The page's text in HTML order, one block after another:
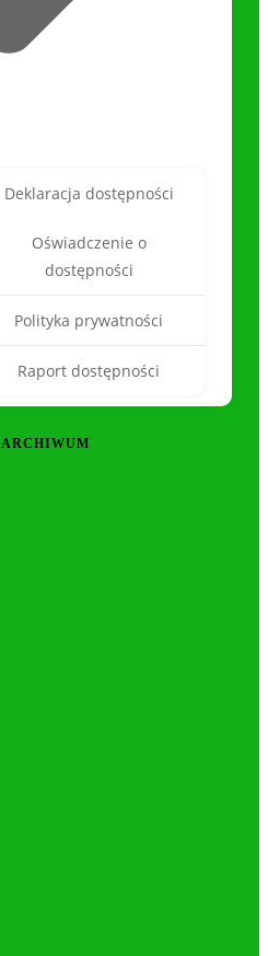
Deklaracja dostępności
Oświadczenie o
dostępności
Polityka prywatności
Raport dostępności
ARCHIWUM